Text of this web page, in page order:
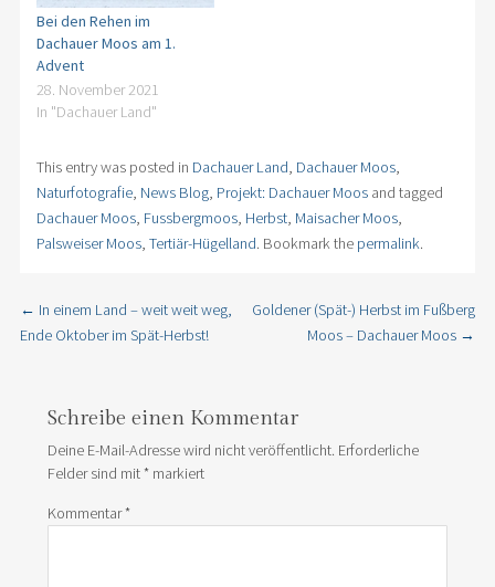
Bei den Rehen im
Dachauer Moos am 1.
Advent
28. November 2021
In "Dachauer Land"
This entry was posted in Dachauer Land, Dachauer Moos,
Naturfotografie, News Blog, Projekt: Dachauer Moosand tagged
Dachauer Moos, Fussbergmoos, Herbst, Maisacher Moos,
Palsweiser Moos, Tertiär-Hügelland. Bookmark the permalink.
Post navigation
← In einem Land – weit weit weg,
Ende Oktober im Spät-Herbst!
Goldener (Spät-) Herbst im Fußberg
Moos – Dachauer Moos →
Schreibe einen Kommentar
Deine E-Mail-Adresse wird nicht veröffentlicht. Erforderliche
Felder sind mit*markiert
Kommentar*